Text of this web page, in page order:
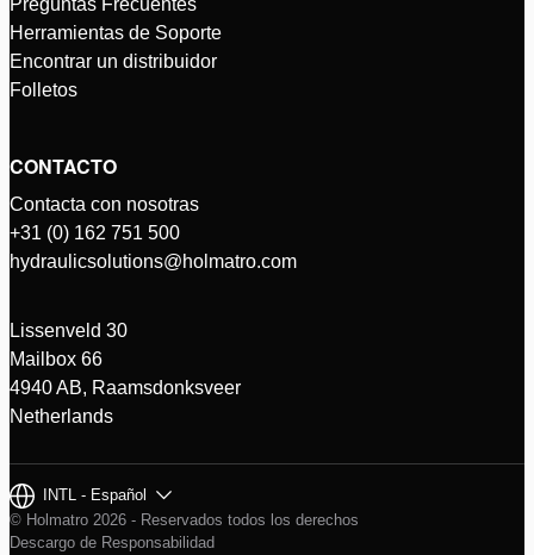
Preguntas Frecuentes
Herramientas de Soporte
Encontrar un distribuidor
Folletos
CONTACTO
Contacta con nosotras
+31 (0) 162 751 500
hydraulicsolutions@holmatro.com
Lissenveld 30
Mailbox 66
4940 AB, Raamsdonksveer
Netherlands
INTL - Español
© Holmatro 2026 - Reservados todos los derechos
Descargo de Responsabilidad